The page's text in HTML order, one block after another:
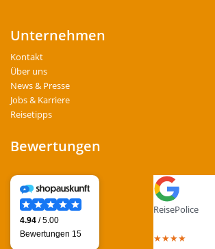
Unternehmen
Kontakt
Über uns
News & Presse
Jobs & Karriere
Reisetipps
Bewertungen
ReisePolice
★★★★